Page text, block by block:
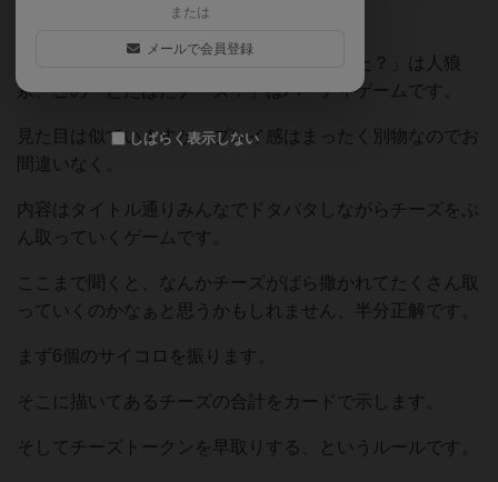
ただし注意点として、「チーズは誰が食べた？」は人狼
系、この「どたばたチーズ！」はパーティゲームです。
見た目は似ていますが、プレイ感はまったく別物なのでお
間違いなく。
内容はタイトル通りみんなでドタバタしながらチーズをぶ
ん取っていくゲームです。
ここまで聞くと、なんかチーズがばら撒かれてたくさん取
っていくのかなぁと思うかもしれません、半分正解です。
まず6個のサイコロを振ります。
そこに描いてあるチーズの合計をカードで示します。
そしてチーズトークンを早取りする、というルールです。
または
メールで会員登録
しばらく表示しない